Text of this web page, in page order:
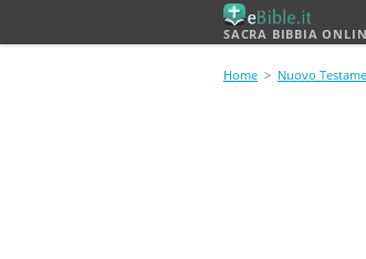
SACRA BIBBIA
Home > Nuovo